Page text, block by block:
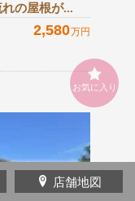
の屋根が...
2,580万円
お気に入り
店舗地図